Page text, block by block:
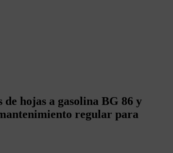
hojas a gasolina BG 86 y
regular para